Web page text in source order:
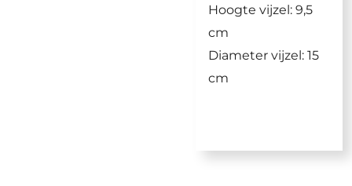
Hoogte vijzel: 9,5
cm
Diameter vijzel: 15
cm